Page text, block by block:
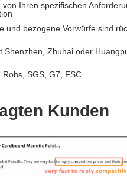
von Ihren spezifischen
und bezogene Vorwürfe sind
Shenzhen, Zhuhai oder
Rohs, SGS, G7, FSC
Kunden